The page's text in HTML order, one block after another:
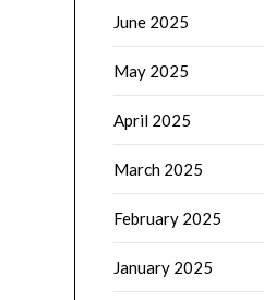
June 2025
May 2025
April 2025
March 2025
February 2025
January 2025